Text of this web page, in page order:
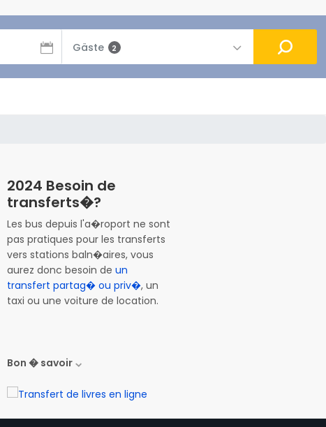
Gäste 2
2024 Besoin de
transferts�?
Les bus depuis l'a�roport ne sont
pas pratiques pour les transferts
vers stations baln�aires, vous
aurez donc besoin de un
transfert partag� ou priv�, un
taxi ou une voiture de location.
Bon � savoir